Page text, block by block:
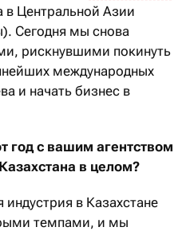
в Центральной Азии
Сегодня мы снова
рискнувшими покинуть
международных
и начать бизнес в
год с вашим агентством
в целом?
индустрия в Казахстане
темпами, и мы